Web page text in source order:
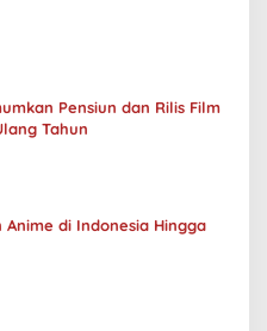
Pensiun dan Rilis Film
Tahun
Anime di Indonesia Hingga